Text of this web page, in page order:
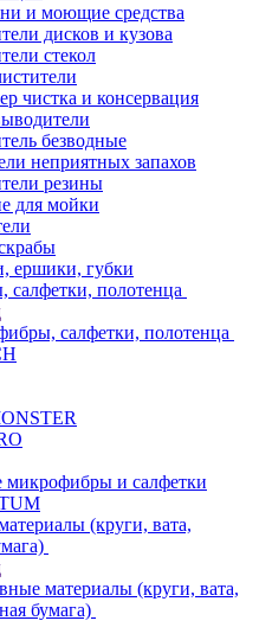
и моющие средства
дисков и кузова
стекол
чистка и консервация
безводные
неприятных запахов
резины
для мойки
ершики, губки
полотенца
салфетки, полотенца
микрофибры и салфетки
(круги, вата,
материалы (круги, вата,
бумага)